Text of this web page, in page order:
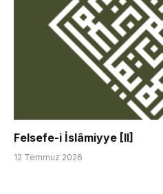
Felsefe-i İslâmiyye [II]
12 Temmuz 2026